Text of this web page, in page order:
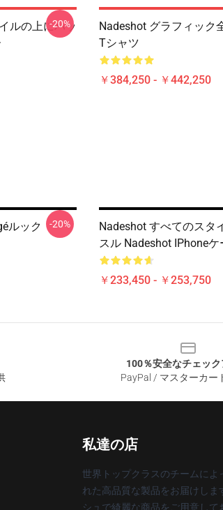
ルの上にハッ
-20%
Nadeshot グラフィック
Tシャツ
￥384,250 - ￥442,250
ルック
-20%
Nadeshot すべてのスタ
スル Nadeshot IPhoneケ
￥233,450 - ￥253,750
100％安全なチェック
PayPal / マスターカー
私達の店
世界トップクラスのチームによ
れた高品質な製品をお届けしま
シュで綺麗な商品をご用意して